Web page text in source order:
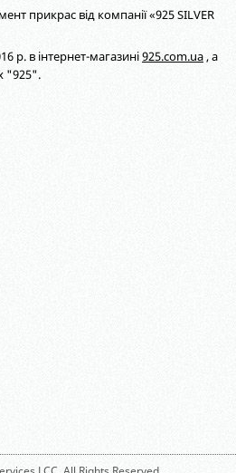
прикрас від компанії «925 SILVER
р. в інтернет-магазині925.com.ua, а
"925".